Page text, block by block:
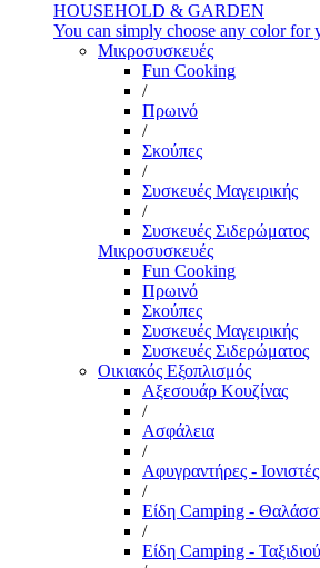
HOUSEHOLD & GARDEN
You can simply choose any color for
Μικροσυσκευές
Fun Cooking
/
Πρωινό
/
Σκούπες
/
Συσκευές Μαγειρικής
/
Συσκευές Σιδερώματος
Μικροσυσκευές
Fun Cooking
Πρωινό
Σκούπες
Συσκευές Μαγειρικής
Συσκευές Σιδερώματος
Οικιακός Εξοπλισμός
Αξεσουάρ Κουζίνας
/
Ασφάλεια
/
Αφυγραντήρες - Ιονιστές
/
Είδη Camping -
/
Είδη Camping -